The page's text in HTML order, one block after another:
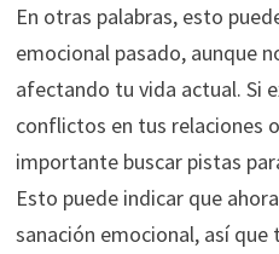
En otras palabras, esto
emocional pasado, aunque
afectando tu vida actual. Si
conflictos en tus relaciones
importante buscar pistas
Esto puede indicar que
sanación emocional, así